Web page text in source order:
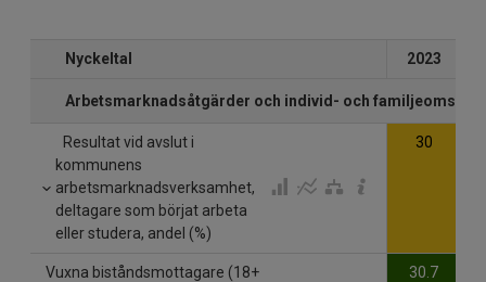
Nyckeltal 2023
Arbetsmarknadsåtgärder och individ- och familjeomsorg
Resultat vid avslut i
kommunens
arbetsmarknadsverksamhet,
deltagare som börjat arbeta
eller studera, andel (%)
30
Vuxna biståndsmottagare (18+
30.7